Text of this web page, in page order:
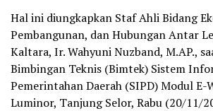
Hal ini diungkapkan Staf Ahli Bidang
Pembangunan, dan Hubungan Antar
Kaltara, Ir. Wahyuni Nuzband, M.AP.,
Bimbingan Teknis (Bimtek) Sistem
Pemerintahan Daerah (SIPD) Modul
Luminor, Tanjung Selor, Rabu (20/11/